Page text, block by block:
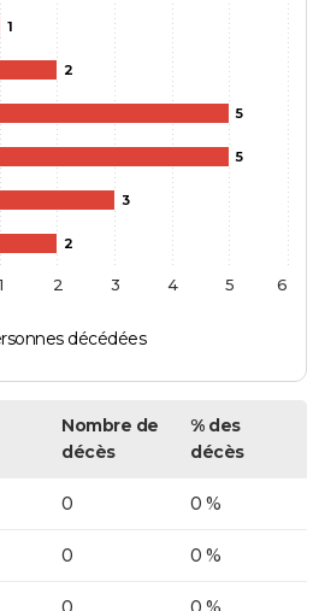
1
2
5
5
3
2
décédées
2 3 4 5 6
Nombre de
décès
% des
décès
0 0 %
0 0 %